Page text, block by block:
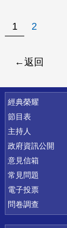
1 2
返回
快速連結
經典榮耀
節目表
主持人
政府資訊公開
意見信箱
常見問題
電子投票
問卷調查